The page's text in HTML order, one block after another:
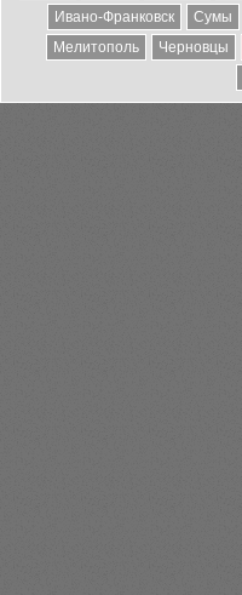
Ивано-Франковск
Сумы
Мелитополь
Черновцы